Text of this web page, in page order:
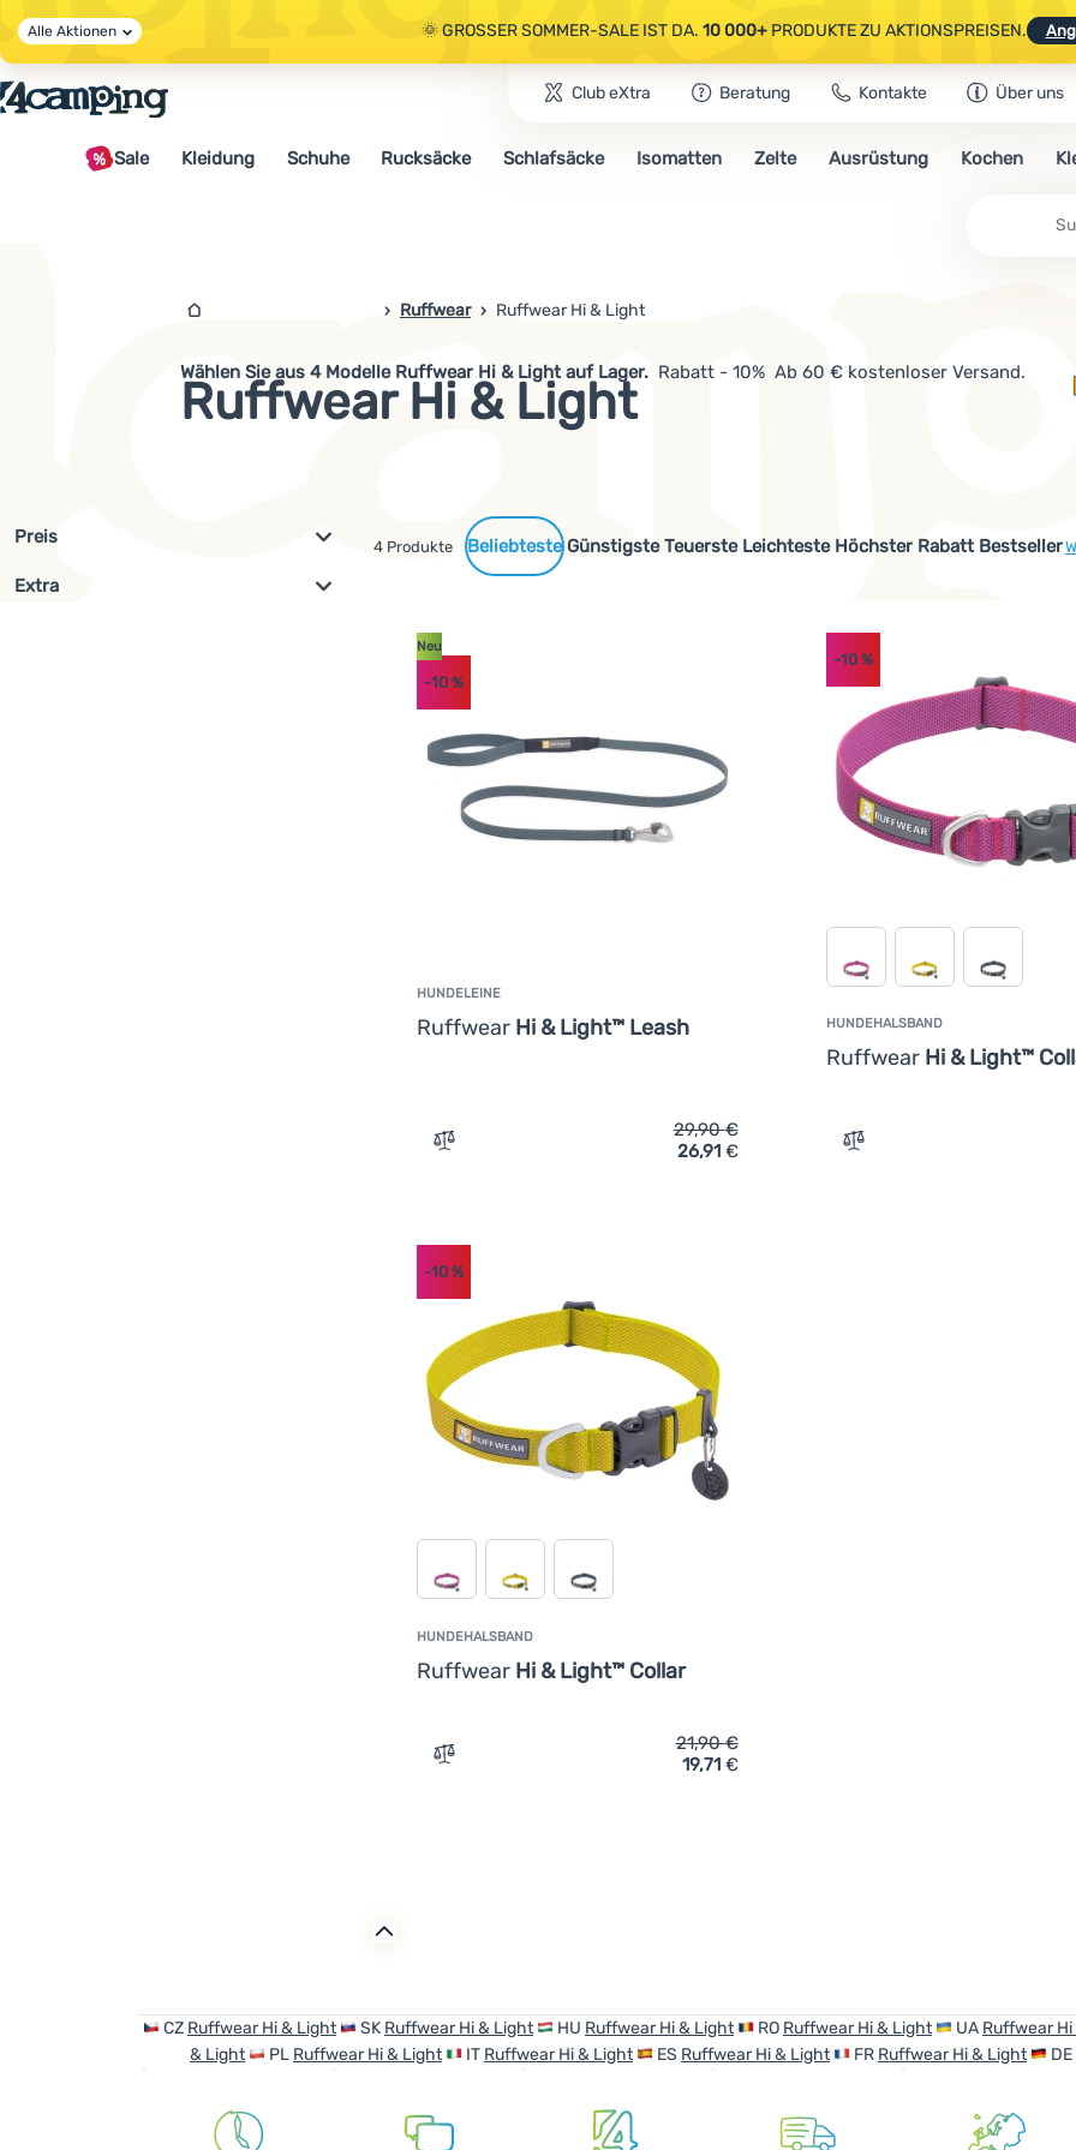
🌞 GROSSER SOMMER-SALE IST DA. 10 000+PRODUKTE ZU AKTIONSPREISEN.
🤫 - 10 % AUF AUSGEWÄHLTE CAMPING- & WANDERAUSRÜSTUNG.CODEOUT10
🌞 GROSSER SOMMER-SALE IST DA.10 000+PRODUKTE ZU AKTIONSPREISEN.
Alle Aktionen
Club eXtra Beratung Kontakte Über uns
Sale Kleidung Schuhe Rucksäcke Schlafsäcke Isomatten Zelte Ausrüstung Kochen
4camping.at
Ruffwear Ruffwear Hi & Light
Ruffwear Hi & Light
Wählen Sie aus 4 Modelle Ruffwear Hi & Light auf Lager. Rabatt - 10% Ab 60 € kostenloser Versand.
Günstigste Teuerste Leichteste Höchster Rabatt Bestseller
Gefundene Produkte
4 Produkte
Filterung nach Parametern und Marken
Filterung anzeigen
Preis
Extra
HUNDELEINE
Ruffwear Hi & Light™ Leash
Neu
-10%
Zum Vergleich 'Hundeleine Ruffwear Hi & Light™ Leash' hinzufügen
29,90€
26,91 €
HUNDEHALSBAND
Ruffwear Hi & Light™
-10%
Zum Vergleich
HUNDEHALSBAND
Ruffwear Hi & Light™ Collar
-10%
Zum Vergleich 'Hundehalsband Ruffwear Hi & Light™ Collar' hinzufügen
21,90€
19,71 €
CZ Ruffwear Hi & Light SK Ruffwear Hi & Light HU Ruffwear Hi & Light RO Ruffwear Hi & Light UA Ruffwear
& Light
PL Ruffwear Hi & Light IT Ruffwear Hi & Light ES Ruffwear Hi & Light FR Ruffwear Hi & Light DE